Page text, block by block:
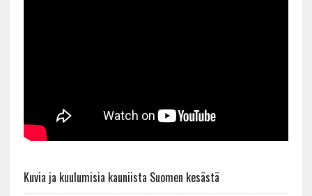
Kuvia ja kuulumisia kauniista Suomen kesästä